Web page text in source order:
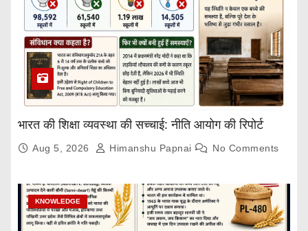
भारत की शिक्षा व्यवस्था की सच्चाई: नीति आयोग की रिपोर्ट
Aug 5, 2026 Himanshu Papnai No Comments
KNOWLEDGE